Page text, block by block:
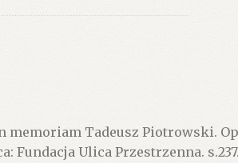
In memoriam Tadeusz Piotrowski.
Fundacja Ulica Przestrzenna.